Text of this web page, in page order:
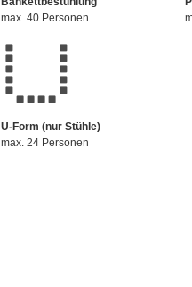
max. 40 Personen
U-Form (nur Stühle)
max. 24 Personen